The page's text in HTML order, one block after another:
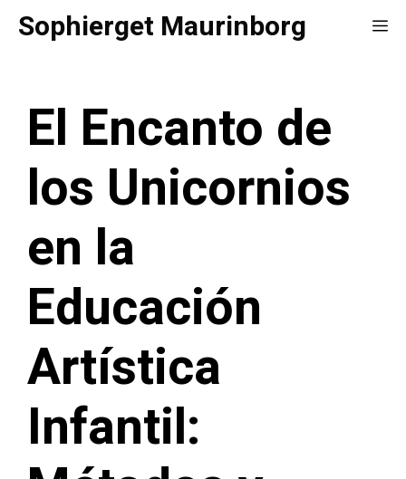
SaltarSophierget Maurinborg
El Encanto de
los Unicornios
en la
Educación
Artística
Infantil: